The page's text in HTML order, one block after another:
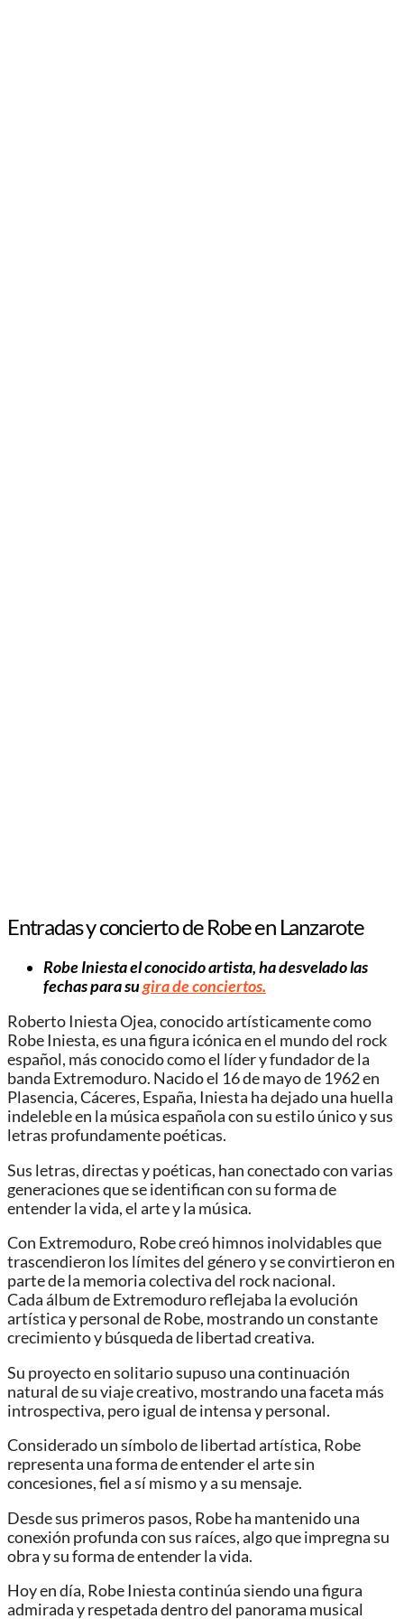
Entradas y concierto de Robe en Lanzarote
Robe Iniesta el conocido artista, ha desvelado las
fechas para sugira de conciertos.
Roberto Iniesta Ojea, conocido artísticamente como
Robe Iniesta, es una figura icónica en el mundo del rock
español, más conocido como el líder y fundador de la
banda Extremoduro. Nacido el 16 de mayo de 1962 en
Plasencia, Cáceres, España, Iniesta ha dejado una huella
indeleble en la música española con su estilo único y sus
letras profundamente poéticas.
Sus letras, directas y poéticas, han conectado con varias
generaciones que se identifican con su forma de
entender la vida, el arte y la música.
Con Extremoduro, Robe creó himnos inolvidables que
trascendieron los límites del género y se convirtieron en
parte de la memoria colectiva del rock nacional.
Cada álbum de Extremoduro reflejaba la evolución
artística y personal de Robe, mostrando un constante
crecimiento y búsqueda de libertad creativa.
Su proyecto en solitario supuso una continuación
natural de su viaje creativo, mostrando una faceta más
introspectiva, pero igual de intensa y personal.
Considerado un símbolo de libertad artística, Robe
representa una forma de entender el arte sin
concesiones, fiel a sí mismo y a su mensaje.
Desde sus primeros pasos, Robe ha mantenido una
conexión profunda con sus raíces, algo que impregna su
obra y su forma de entender la vida.
Hoy en día, Robe Iniesta continúa siendo una figura
admirada y respetada dentro del panorama musical